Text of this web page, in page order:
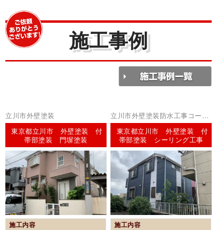
施工事例
立川市外壁塗装
東京都立川市 外壁塗装 付
帯部塗装 門塀塗装
施工内容
立川市外壁塗装防水工事コーキ
ング（シーリング）
東京都立川市 外壁塗装 付
帯部塗装 シーリング工事
施工内容